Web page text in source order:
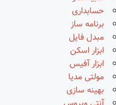
حسابداری
برنامه ساز
مبدل فایل
ابزار اسکن
ابزار آفیس
مولتی مدیا
بهینه سازی